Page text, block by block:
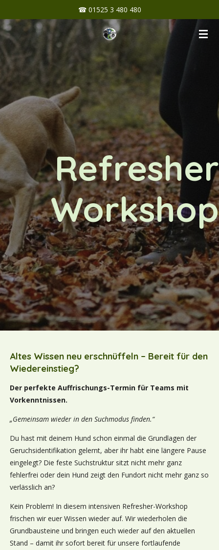
Hauptinhalt
springen
☎ 01525 3 480 480
Refresher
Workshop
Altes Wissen neu erschnüffeln – Bereit für den
Wiedereinstieg?
Der perfekte Auffrischungs-Termin für Teams mit
Vorkenntnissen.
„Gemeinsam wieder in den Suchmodus finden.“
Du hast mit deinem Hund schon einmal die Grundlagen der
Geruchsidentifikation gelernt, aber ihr habt eine längere Pause
eingelegt? Die feste Suchstruktur sitzt nicht mehr ganz
fehlerfrei oder dein Hund zeigt den Fundort nicht mehr ganz so
verlässlich an?
Kein Problem! In diesem intensiven Refresher-Workshop
frischen wir euer Wissen wieder auf. Wir wiederholen die
Grundbausteine und bringen euch wieder auf den aktuellen
Stand – damit ihr sofort bereit für unsere fortlaufende